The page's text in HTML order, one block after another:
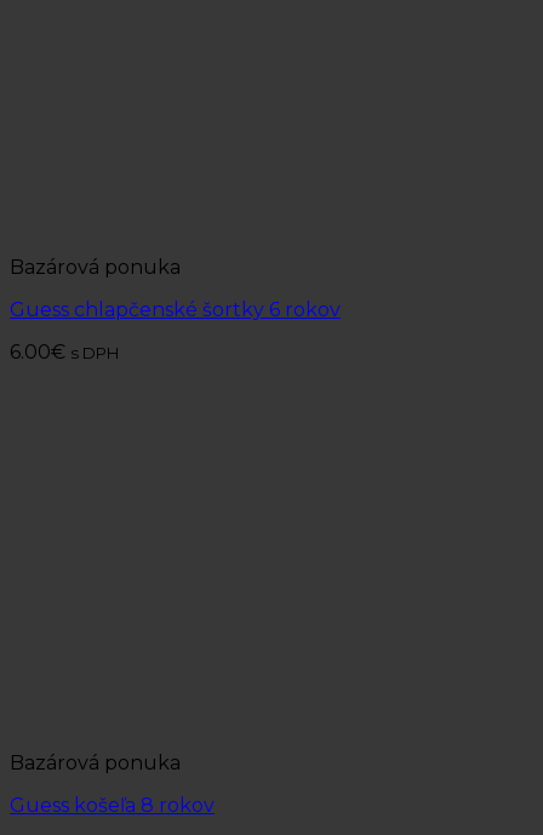
Bazárová ponuka
Guess chlapčenské šortky 6 rokov
6.00€ s DPH
Bazárová ponuka
Guess košeľa 8 rokov